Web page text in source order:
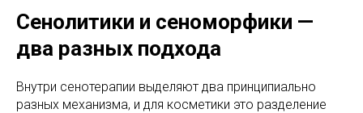
Сенолитики и сеноморфики —
два разных подхода
Внутри сенотерапии выделяют два принципиально
разных механизма, и для косметики это разделение